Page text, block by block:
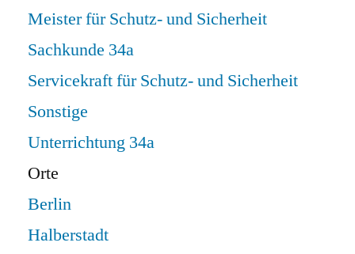
Meister für Schutz- und Sicherheit
Sachkunde 34a
Servicekraft für Schutz- und Sicherheit
Sonstige
Unterrichtung 34a
Orte
Berlin
Halberstadt